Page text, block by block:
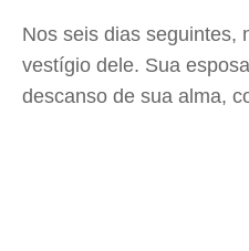
Nos seis dias seguintes,
vestígio dele. Sua
descanso de sua alma,